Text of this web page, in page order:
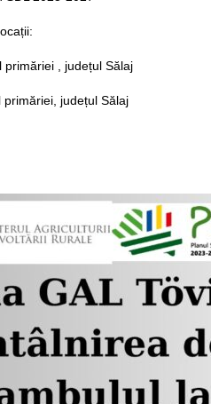
, județul Sălaj
județul Sălaj